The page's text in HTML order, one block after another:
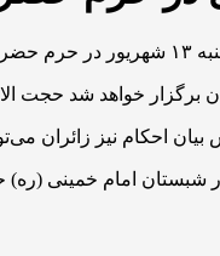
شبستان امام خمینی